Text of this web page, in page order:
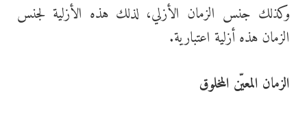
وكذلك جنس الزمان الأزلي، لذلك هذه الأزلية لجنس
الزمان هذه أزلية اعتبارية.
الزمان المعيّن المخلوق